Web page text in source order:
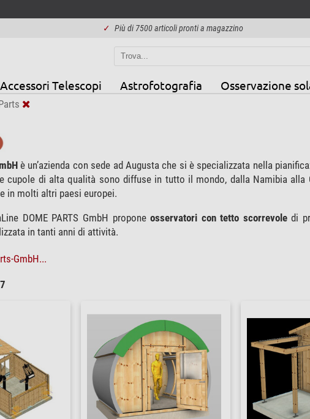
✓ Più di 7500 articoli pronti a magazzino
Accessori Telescopi Astrofotografia Osservazione
è un’azienda con sede ad Augusta che si è specializzata nella
cupole di alta qualità sono diffuse in tutto il mondo, dalla Namibia alla
in molti altri paesi europei.
DOME PARTS GmbH proponeosservatori con tetto scorrevoledi
in tanti anni di attività.
GmbH...